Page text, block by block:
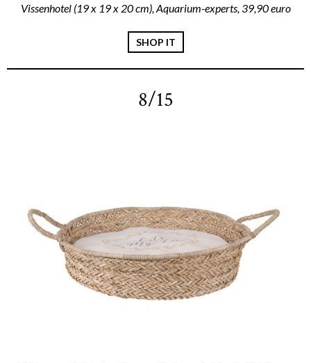
Vissenhotel (19 x 19 x 20 cm), Aquarium-experts, 39,90 euro
SHOP IT
8/15